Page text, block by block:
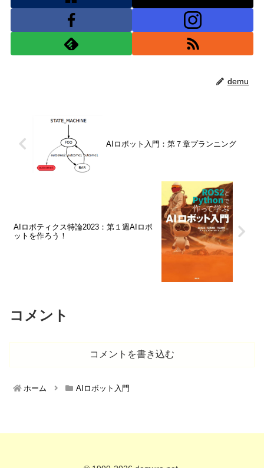
demu
AIロボット入門：第７章プランニング
AIロボティクス特論2023：第１週AIロボ
ットを作ろう！
コメント
コメントを書き込む
ホーム AIロボット入門